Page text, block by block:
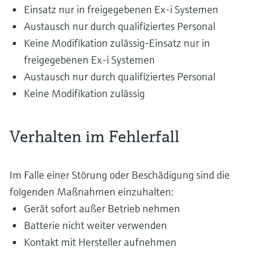
Einsatz nur in freigegebenen Ex-i Systemen
Austausch nur durch qualifiziertes Personal
Keine Modifikation zulässig-Einsatz nur in
freigegebenen Ex-i Systemen
Austausch nur durch qualifiziertes Personal
Keine Modifikation zulässig
Verhalten im Fehlerfall
Im Falle einer Störung oder Beschädigung sind die
folgenden Maßnahmen einzuhalten:
Gerät sofort außer Betrieb nehmen
Batterie nicht weiter verwenden
Kontakt mit Hersteller aufnehmen